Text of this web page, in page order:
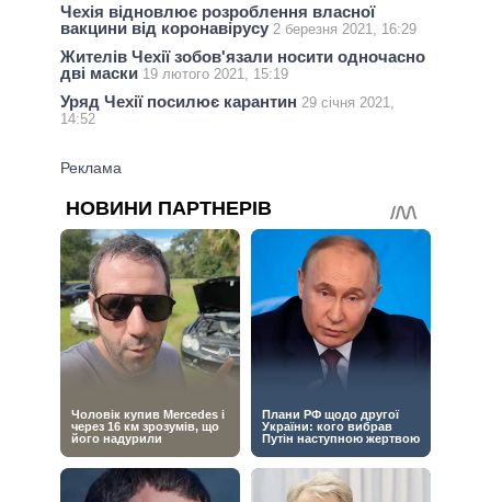
Чехія відновлює розроблення власної
вакцини від коронавірусу 2 березня 2021, 16:29
Жителів Чехії зобов'язали носити одночасно
дві маски 19 лютого 2021, 15:19
Уряд Чехії посилює карантин 29 січня 2021,
14:52